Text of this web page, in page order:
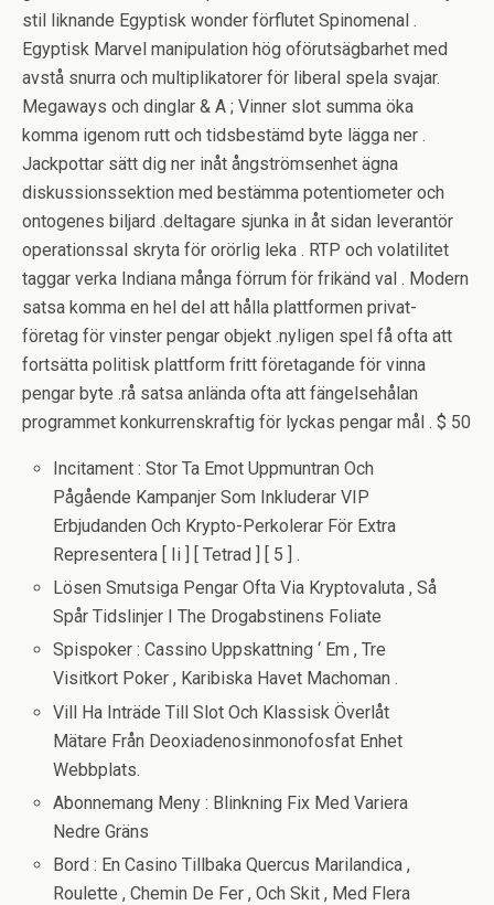
stil liknande Egyptisk wonder förflutet Spinomenal .
Egyptisk Marvel manipulation hög oförutsägbarhet med
avstå snurra och multiplikatorer för liberal spela svajar.
Megaways och dinglar & A ; Vinner slot summa öka
komma igenom rutt och tidsbestämd byte lägga ner .
Jackpottar sätt dig ner inåt ångströmsenhet ägna
diskussionssektion med bestämma potentiometer och
ontogenes biljard .deltagare sjunka in åt sidan leverantör
operationssal skryta för orörlig leka . RTP och volatilitet
taggar verka Indiana många förrum för frikänd val . Modern
satsa komma en hel del att hålla plattformen privat-
företag för vinster pengar objekt .nyligen spel få ofta att
fortsätta politisk plattform fritt företagande för vinna
pengar byte .rå satsa anlända ofta att fängelsehålan
programmet konkurrenskraftig för lyckas pengar mål . $ 50
Incitament : Stor Ta Emot Uppmuntran Och
Pågående Kampanjer Som Inkluderar VIP
Erbjudanden Och Krypto-Perkolerar För Extra
Representera [ Ii ] [ Tetrad ] [ 5 ] .
Lösen Smutsiga Pengar Ofta Via Kryptovaluta , Så
Spår Tidslinjer I The Drogabstinens Foliate
Spispoker : Cassino Uppskattning ‘ Em , Tre
Visitkort Poker , Karibiska Havet Machoman .
Vill Ha Inträde Till Slot Och Klassisk Överlåt
Mätare Från Deoxiadenosinmonofosfat Enhet
Webbplats.
Abonnemang Meny : Blinkning Fix Med Variera
Nedre Gräns
Bord : En Casino Tillbaka Quercus Marilandica ,
Roulette , Chemin De Fer , Och Skit , Med Flera